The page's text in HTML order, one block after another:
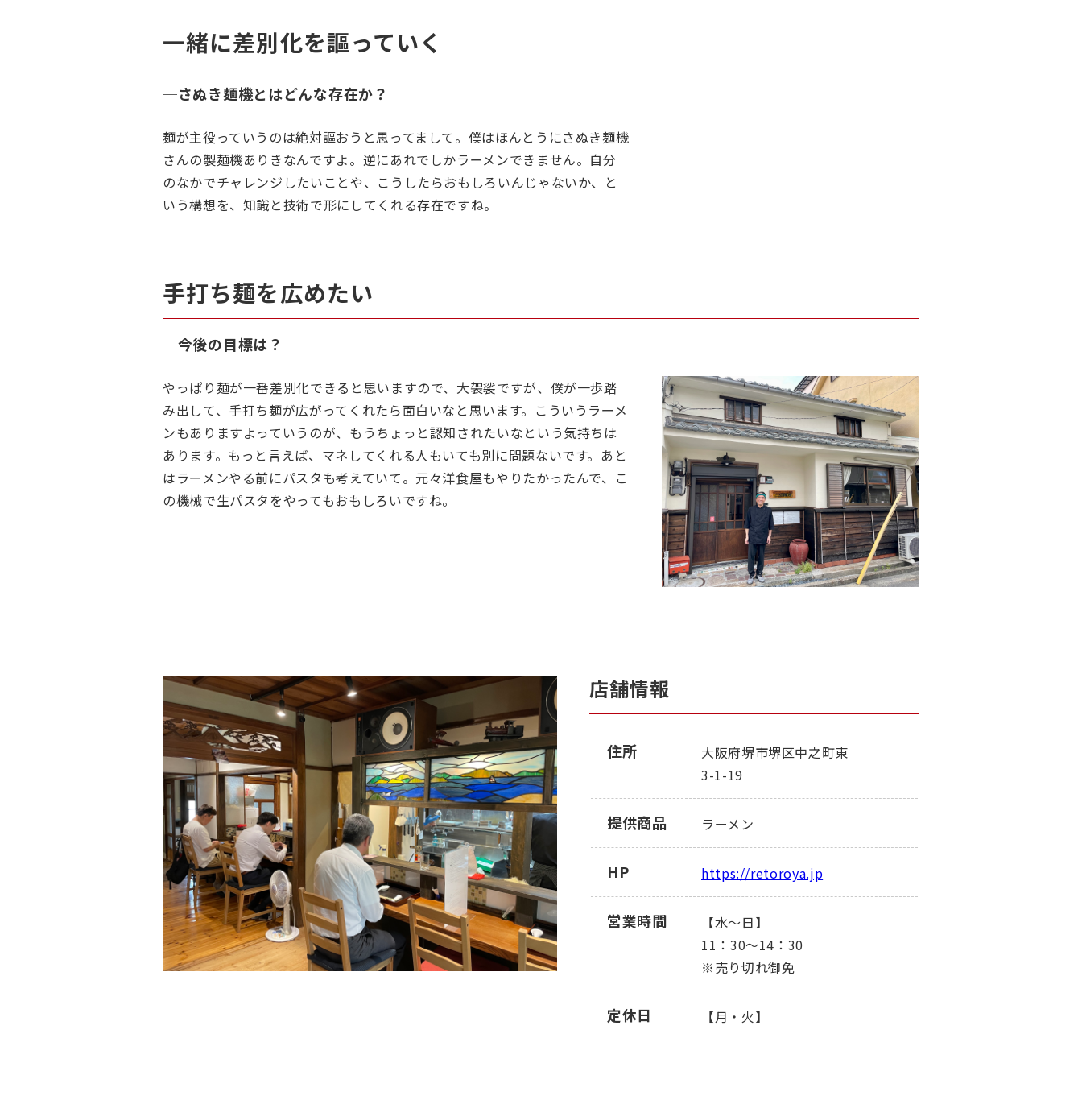
一緒に差別化を謳っていく
─さぬき麺機とはどんな存在か？
麺が主役っていうのは絶対謳おうと思ってまして。僕はほんとうにさぬき麺機
さんの製麺機ありきなんですよ。逆にあれでしかラーメンできません。自分
のなかでチャレンジしたいことや、こうしたらおもしろいんじゃないか、と
いう構想を、知識と技術で形にしてくれる存在ですね。
手打ち麺を広めたい
─今後の目標は？
やっぱり麺が一番差別化できると思いますので、大袈裟ですが、僕が一歩踏
み出して、手打ち麺が広がってくれたら面白いなと思います。こういうラーメ
ンもありますよっていうのが、もうちょっと認知されたいなという気持ちは
あります。もっと言えば、マネしてくれる人もいても別に問題ないです。あと
はラーメンやる前にパスタも考えていて。元々洋食屋もやりたかったんで、こ
の機械で生パスタをやってもおもしろいですね。
店舗情報
住所
大阪府堺市堺区中之町東
3-1-19
提供商品 ラーメン
HP https://retoroya.jp
営業時間
【水～日】
11：30～14：30
※売り切れ御免
定休日 【月・火】